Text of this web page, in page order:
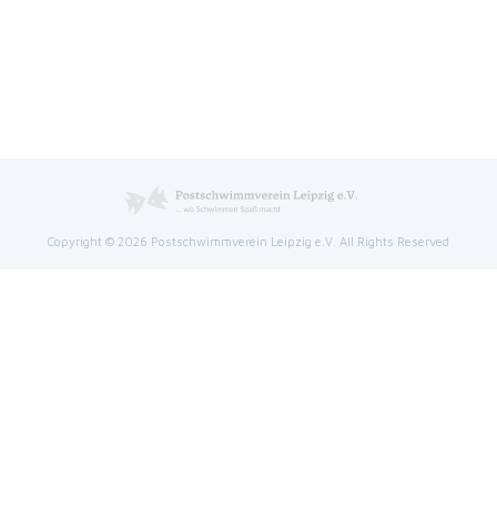
Copyright © 2026 Postschwimmverein Leipzig e.V. All Rights Reserved